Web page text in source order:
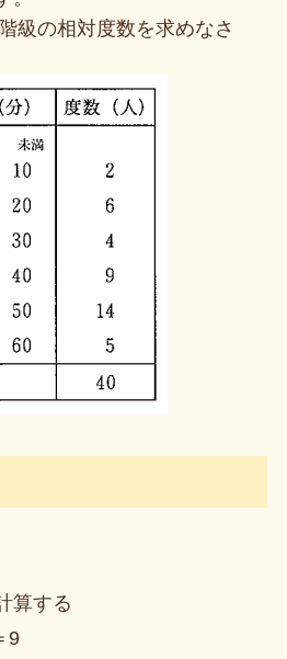
級の相対度数を求めなさ
算する
9